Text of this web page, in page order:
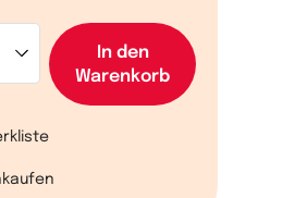
In den
Warenkorb